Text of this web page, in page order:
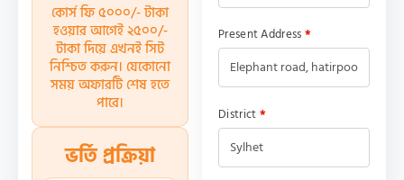
কোর্স ফি ৫০০০/- টাকা
হওয়ার আগেই ২৫০০/-
টাকা দিয়ে এখনই সিট
নিশ্চিত করুন। যেকোনো
সময় অফারটি শেষ হতে
পারে।
ভর্তি প্রক্রিয়া
Present Address*
District*